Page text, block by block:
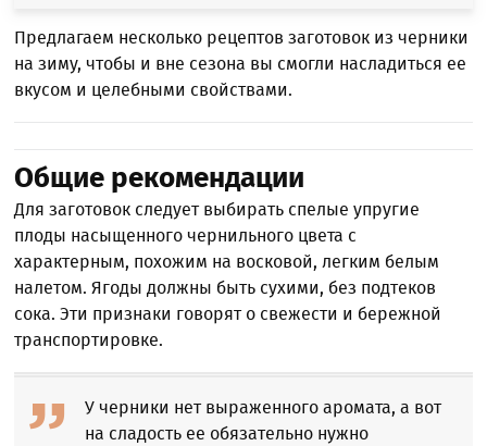
Предлагаем несколько рецептов заготовок из черники
на зиму, чтобы и вне сезона вы смогли насладиться ее
вкусом и целебными свойствами.
Общие рекомендации
Для заготовок следует выбирать спелые упругие
плоды насыщенного чернильного цвета с
характерным, похожим на восковой, легким белым
налетом. Ягоды должны быть сухими, без подтеков
сока. Эти признаки говорят о свежести и бережной
транспортировке.
У черники нет выраженного аромата, а вот
на сладость ее обязательно нужно